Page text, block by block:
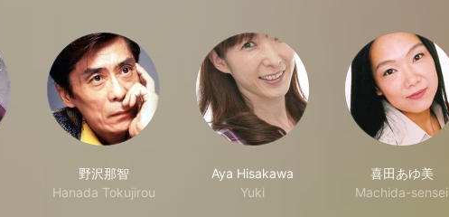
野沢那智
Hanada Tokujirou
Aya Hisakawa
Yuki
喜田あゆ美
Machida-sensei